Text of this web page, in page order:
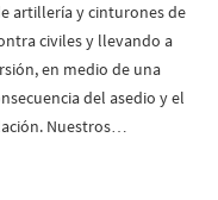
artillería y cinturones de
civiles y llevando a
en medio de una
del asedio y el
Nuestros…